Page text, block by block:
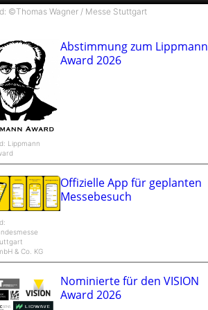
J
o
t
V
e
$
©Thomas Wagner / Messe Stuttgart
Lippmann
Abstimmung zum Lippmann
Award 2026
& Co. KG
Offizielle App für geplanten
Messebesuch
Nominierte für den VISION
Award 2026